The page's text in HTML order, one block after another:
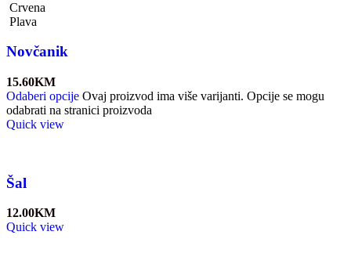
Crvena
Plava
Novčanik
15.60KM
Odaberi opcije Ovaj proizvod ima više varijanti. Opcije se mogu
odabrati na stranici proizvoda
Quick view
Šal
12.00KM
Quick view